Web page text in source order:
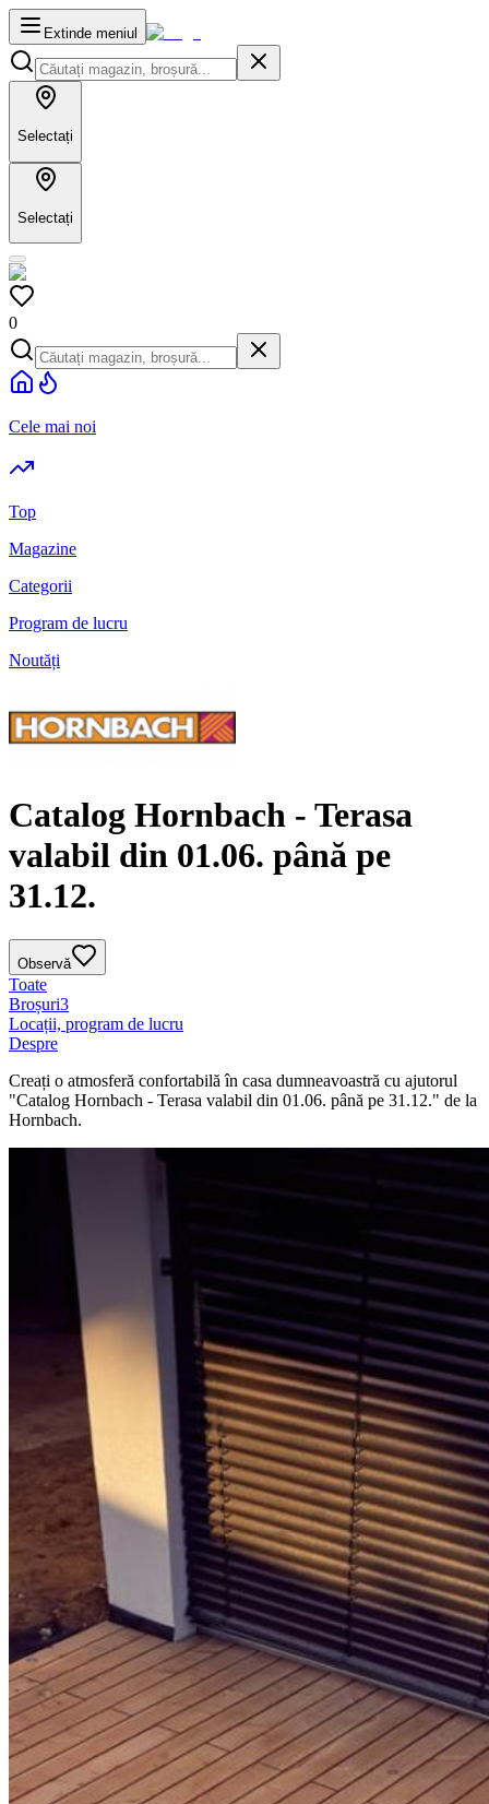
Extinde meniul
Selectați
Selectați
0
Cele mai noi
Top
Magazine
Categorii
Program de lucru
Noutăți
Catalog Hornbach - Terasa
valabil din 01.06. până pe
31.12.
Observă
Toate
Broșuri3
Locații, program de lucru
Despre
Creați o atmosferă confortabilă în casa dumneavoastră cu ajutorul
"Catalog Hornbach - Terasa valabil din 01.06. până pe 31.12." de la
Hornbach.